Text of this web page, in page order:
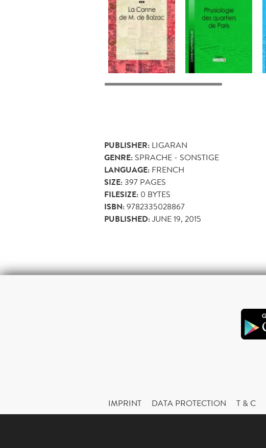
PUBLISHER: LIGARAN
GENRE: SPRACHE - SONSTIGE
LANGUAGE: FRENCH
SIZE:397 PAGES
FILESIZE: 0 BYTES
ISBN:9782335028867
PUBLISHED:JUNE 19, 2015
IMPRINT DATA PROTECTION T & C